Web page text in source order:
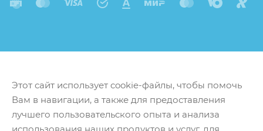
Этот сайт использует cookie-файлы, чтобы помочь
Вам в навигации, а также для предоставления
лучшего пользовательского опыта и анализа